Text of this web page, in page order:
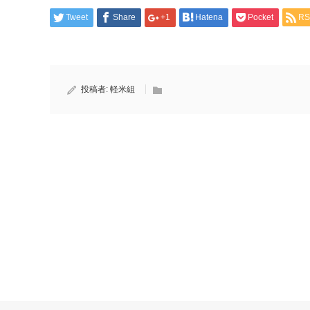
Tweet Share +1 Hatena Pocket
投稿者: 軽米組